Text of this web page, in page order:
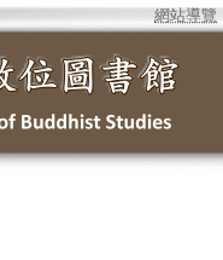
網站導覽